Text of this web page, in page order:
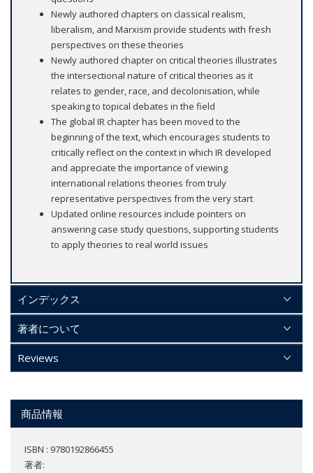
Newly authored chapters on classical realism,
liberalism, and Marxism provide students with fresh
perspectives on these theories
Newly authored chapter on critical theories illustrates
the intersectional nature of critical theories as it
relates to gender, race, and decolonisation, while
speaking to topical debates in the field
The global IR chapter has been moved to the
beginning of the text, which encourages students to
critically reflect on the context in which IR developed
and appreciate the importance of viewing
international relations theories from truly
representative perspectives from the very start
Updated online resources include pointers on
answering case study questions, supporting students
to apply theories to real world issues
インデックス
著者について
Reviews
商品情報
ISBN : 9780192866455
著者: